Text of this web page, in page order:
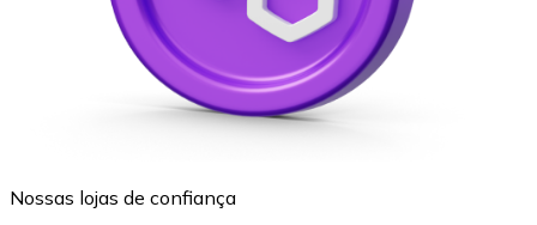
Nossas lojas de confiança